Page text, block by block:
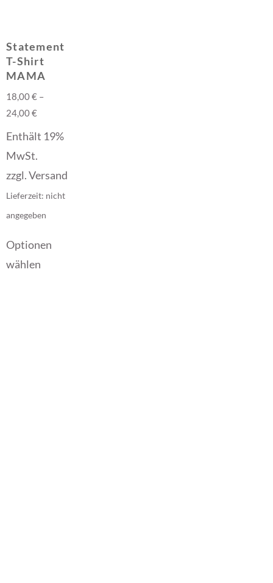
Statement
T-Shirt
MAMA
18,00€ –
24,00€
Enthält 19%
MwSt.
zzgl.Versand
Lieferzeit: nicht
angegeben
Optionen
wählen